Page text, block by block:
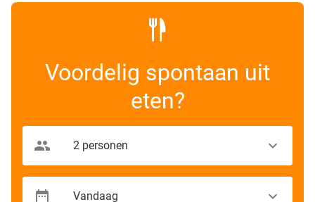
Voordelig spontaan uit
eten?